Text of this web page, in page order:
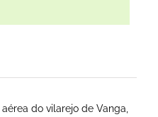
do vilarejo de Vanga,